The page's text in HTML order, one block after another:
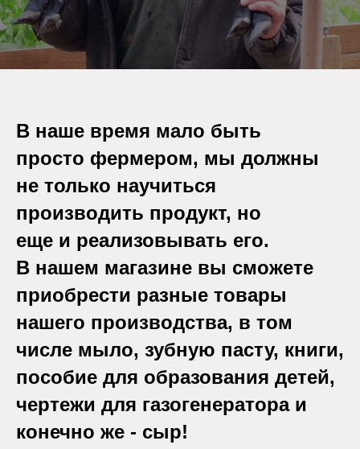
В наше время мало быть
просто фермером, мы должны
не только научиться
производить продукт, но
еще и реализовывать его.
В нашем магазине вы сможете
приобрести разные товары
нашего производства, в том
числе мыло, зубную пасту, книги,
пособие для образования детей,
чертежи для газогенератора и
конечно же - сыр!